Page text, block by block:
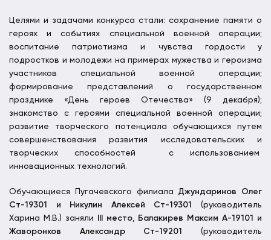
Целями и задачами конкурса стали: сохранение памяти о
героях и событиях специальной военной операции;
воспитание патриотизма и чувства гордости у
подростков и молодежи на примерах мужества и героизма
участников специальной военной операции;
формирование представлений о государственном
празднике «День героев Отечества» (9 декабря);
знакомство с героями специальной военной операции;
развитие творческого потенциала обучающихся путем
совершенствования развития исследовательских и
творческих способностей с использованием
инновационных технологий.
Обучающиеся Пугачевского филиала Джундаринов Олег
Ст-19301 и Никулин Алексей Ст-19301
(руководитель
Харина М.В.) заняли
место, Балакирев Максим А-19101 и
Жаворонков Александр Ст-19201
(руководитель